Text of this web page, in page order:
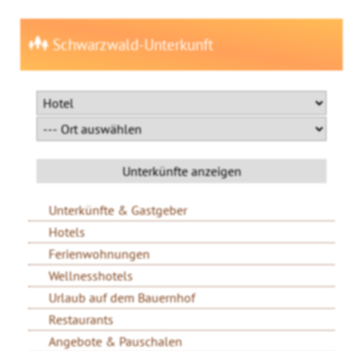
Schwarzwald-Unterkunft
Unterkünfte & Gastgeber
Hotels
Ferienwohnungen
Wellnesshotels
Urlaub auf dem Bauernhof
Restaurants
Angebote & Pauschalen